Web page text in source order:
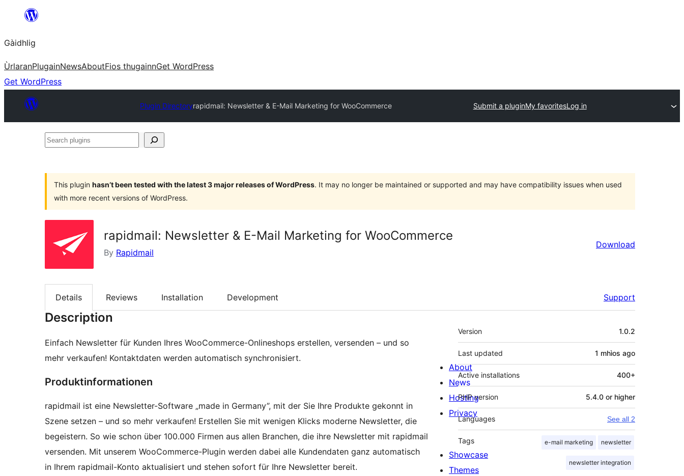
content
Gàidhlig
ÙrlaranPlugainNewsAboutFios thugainnGet WordPress
Get WordPress
Plugin Directoryrapidmail: Newsletter & E-Mail Marketing for WooCommerce Submit a pluginMy favoritesLog in
Search
This plugin hasn’t been tested with the latest 3 major releases of WordPress. It may no longer be maintained or supported and may have compatibility issues when used
with more recent versions of WordPress.
rapidmail: Newsletter & E-Mail Marketing for WooCommerce
By Rapidmail
Download
Details Reviews Installation Development Support
Description
Einfach Newsletter für Kunden Ihres WooCommerce-Onlineshops erstellen, versenden – und so
mehr verkaufen! Kontaktdaten werden automatisch synchronisiert.
Produktinformationen
rapidmail ist eine Newsletter-Software „made in Germany”, mit der Sie Ihre Produkte gekonnt in
Szene setzen – und so mehr verkaufen! Erstellen Sie mit wenigen Klicks moderne Newsletter, die
begeistern. So wie schon über 100.000 Firmen aus allen Branchen, die ihre Newsletter mit rapidmail
versenden. Mit unserem WooCommerce-Plugin werden dabei alle Kundendaten ganz automatisch
in Ihrem rapidmail-Konto aktualisiert und stehen sofort für Ihre Newsletter bereit.
Meta
Version 1.0.2
Last updated 1 mhìos ago
Active installations 400+
PHP version 5.4.0 or higher
Languages See all 2
Tags e-mail marketing newsletter
newsletter integration
About
News
Hosting
Privacy
Showcase
Themes